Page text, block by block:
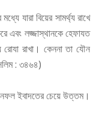
যারা বিয়ের সামর্থ্য রাখে
এবং লজ্জাস্থানকে হেফাযত
রাখা। কেননা তা যৌন
: ৩৪৬৪)
ইবাদতের চেয়ে উত্তম।